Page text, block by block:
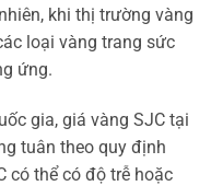
khi thị trường vàng
loại vàng trang sức
ứng.
gia, giá vàng SJC tại
tuân theo quy định
có thể có độ trễ hoặc